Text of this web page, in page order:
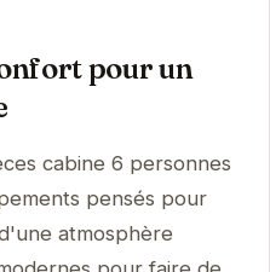
pour un
cabine 6 personnes
pensés pour
atmosphère